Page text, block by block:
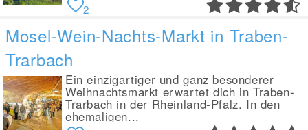
2
Mosel-Wein-Nachts-Markt in Traben-
Trarbach
Ein einzigartiger und ganz besonderer
Weihnachtsmarkt erwartet dich in Traben-
Trarbach in der Rheinland-Pfalz. In den
ehemaligen...